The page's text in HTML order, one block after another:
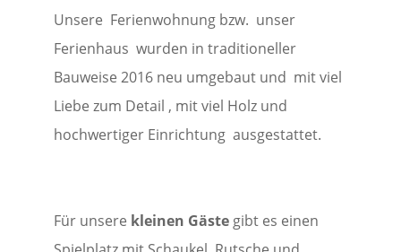
Unsere Ferienwohnung bzw. unser
Ferienhaus wurden in traditioneller
Bauweise 2016 neu umgebaut und mit viel
Liebe zum Detail , mit viel Holz und
hochwertiger Einrichtung ausgestattet.
Für unsere kleinen Gäste gibt es einen